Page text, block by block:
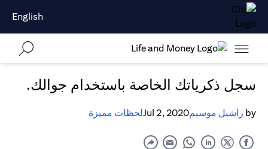
English
سجل ذكرياتك الخاصة باستخدام جوالك.
by راشيل موسيمJul 2, 2020لحظات مميزة